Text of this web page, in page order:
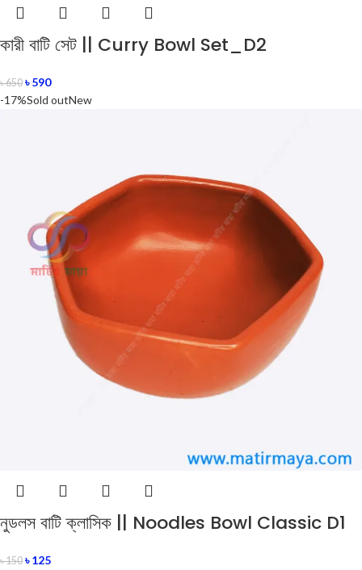
কারী বাটি সেট || Curry Bowl Set_D2
৳650 ৳590
-17%Sold outNew
নুডলস বাটি ক্লাসিক || Noodles Bowl Classic D1
৳150 ৳125